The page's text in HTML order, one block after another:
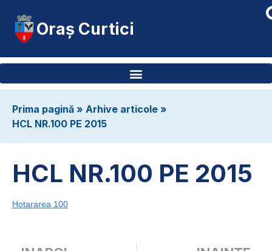
Oraș Curtici
Prima pagină » Arhive articole »
HCL NR.100 PE 2015
HCL NR.100 PE 2015
Hotararea 100